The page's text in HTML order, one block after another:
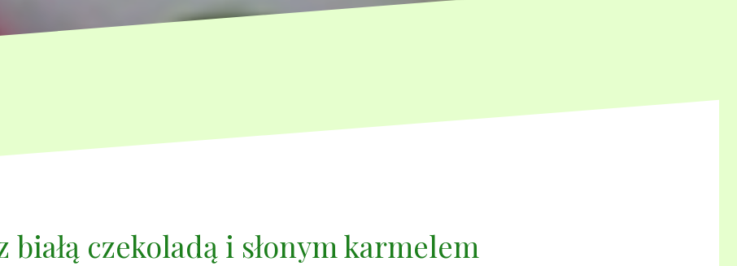
białą czekoladą i słonym karmelem